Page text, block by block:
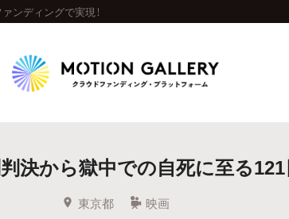
ンディングで実現！
クト 新着プロジェクト 終了間近のプロジ
決から獄中での自死に至る121
東京都 映画